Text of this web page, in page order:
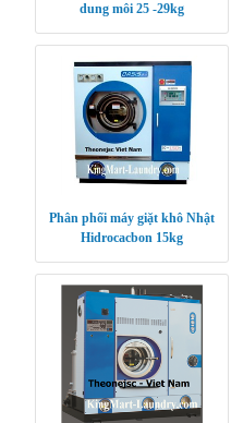
dung môi 25 -29kg
Phân phối máy giặt khô Nhật
Hidrocacbon 15kg